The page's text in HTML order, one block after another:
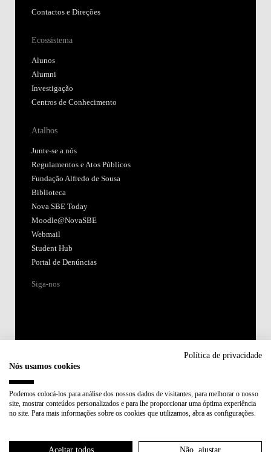
Contactos e Direções
Ecossistema
Alunos
Alumni
Investigação
Centros de Conhecimento
Atalhos
Junte-se a nós
Regulamentos e Atos Públicos
Fundação Alfredo de Sousa
Biblioteca
Nova SBE Today
Moodle@NovaSBE
Webmail
Student Hub
Portal de Denúncias
Siga-nos
Membro de:
Política de privacidade
Nós usamos cookies
Podemos colocá-los para análise dos nossos dados de visitantes, para melhorar o nosso
site, mostrar conteúdos personalizados e para lhe proporcionar uma óptima experiência
no site. Para mais informações sobre os cookies que utilizamos, abra as configurações.
Aceitar todos Não, ajustar